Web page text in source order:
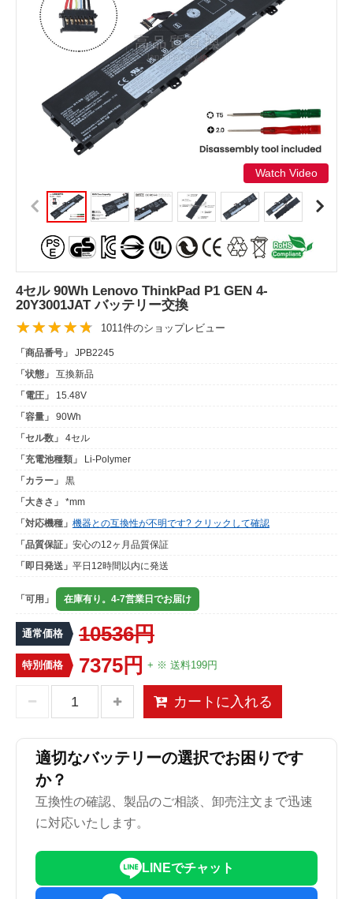
Watch Video
4セル 90Wh Lenovo ThinkPad P1 GEN 4-
20Y3001JAT バッテリー交換
1011件のショップレビュー
「商品番号」
JPB2245
「状態」
互換新品
「電圧」
15.48V
「容量」
90Wh
「セル数」
4セル
「充電池種類」
Li-Polymer
「カラー」
黒
「大きさ」
*mm
「対応機種」 機器との互換性が不明です? クリックして確認
「品質保証」 安心の12ヶ月品質保証
「即日発送」 平日12時間以内に発送
「可用」 在庫有り。4-7営業日でお届け
通常価格 10536円
特別価格 7375円 + ※ 送料199円
カートに入れる
適切なバッテリーの選択でお困りです
か？
互換性の確認、製品のご相談、卸売注文まで迅速
に対応いたします。
LINEでチャット